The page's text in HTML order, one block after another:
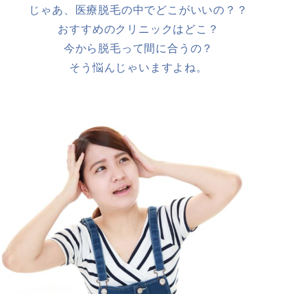
じゃあ、医療脱毛の中でどこがいいの？？
おすすめのクリニックはどこ？
今から脱毛って間に合うの？
そう悩んじゃいますよね。